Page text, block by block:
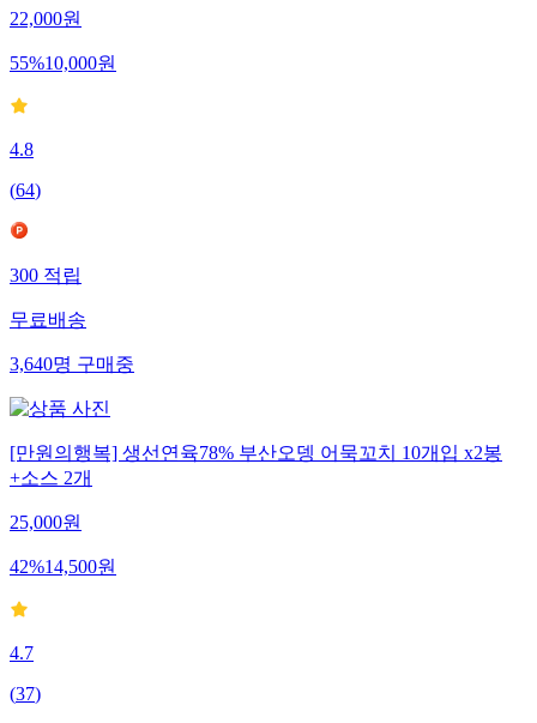
22,000원
55%10,000원
4.8
(64)
300 적립
무료배송
3,640명 구매중
[만원의행복] 생선연육78% 부산오뎅 어묵꼬치 10개입 x2봉
+소스 2개
25,000원
42%14,500원
4.7
(37)